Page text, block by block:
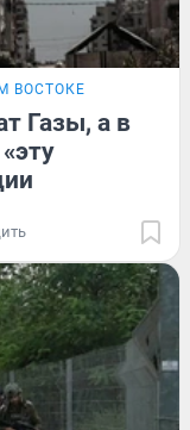
ВОСТОКЕ
Газы, а в